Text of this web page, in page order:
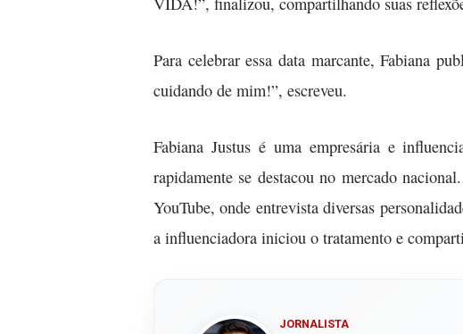
Para celebrar essa data marcante, Fabiana
cuidando de mim!”, escreveu.
Fabiana Justus é uma empresária e
rapidamente se destacou no mercado
YouTube, onde entrevista diversas
a influenciadora iniciou o tratamento e
JORNALISTA